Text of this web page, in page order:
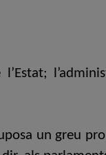
un greu